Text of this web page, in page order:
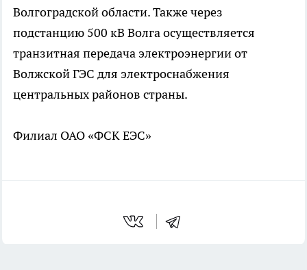
Волгоградской области. Также через
подстанцию 500 кВ Волга осуществляется
транзитная передача электроэнергии от
Волжской ГЭС для электроснабжения
центральных районов страны.
Филиал ОАО «ФСК ЕЭС»